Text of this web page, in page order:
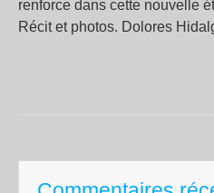
renforce dans cette nouvelle
Récit et photos. Dolores